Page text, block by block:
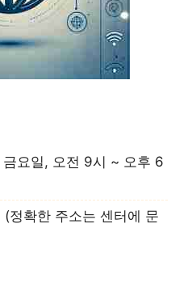
요일, 오전 9시 ~ 오후 6
정확한 주소는 센터에 문